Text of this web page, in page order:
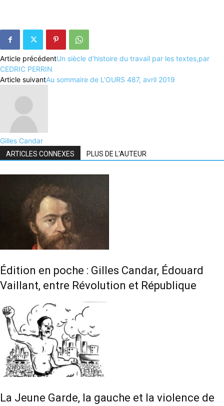
Article précédentUn siècle d’histoire du travail par les textes,par
CEDRIC PERRIN
Article suivantAu sommaire de L’OURS 487, avril 2019
Gilles Candar
ARTICLES CONNEXES PLUS DE L'AUTEUR
Édition en poche : Gilles Candar, Édouard
Vaillant, entre Révolution et République
La Jeune Garde, la gauche et la violence de